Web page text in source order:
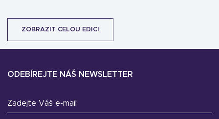
ZOBRAZIT CELOU EDICI
ODEBÍREJTE NÁŠ NEWSLETTER
Zadejte Váš e-mail